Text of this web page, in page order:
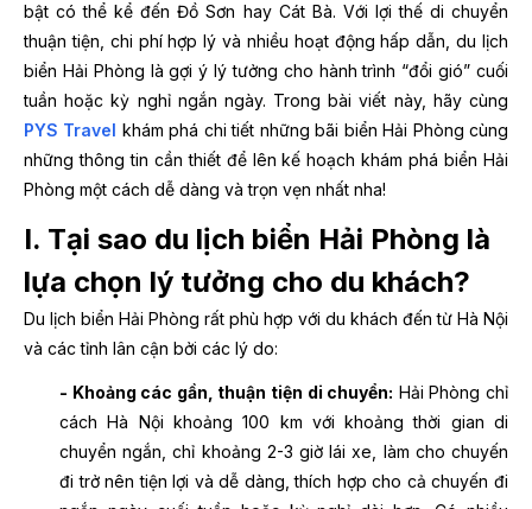
bật có thể kể đếnĐồ Sơn hay Cát Bà. Với lợi thế di chuyển
thuận tiện, chi phí hợp lý và nhiều hoạt động hấp dẫn, du lịch
biển Hải Phòng là gợi ý lý tưởng cho hành trình “đổi gió” cuối
tuần hoặc kỳ nghỉ ngắn ngày. Trong bài viết này, hãy cùng
PYS Travel khám phá chi tiết những bãi biển Hải Phòng cùng
những thông tin cần thiết để lên kế hoạch khám phá biển Hải
Phòng một cách dễ dàng và trọn vẹn nhất nha!
I. Tại sao du lịch biển Hải Phòng là
lựa chọn lý tưởng cho du khách?
Du lịch biển Hải Phòng rất phù hợp với du khách đến từ Hà Nội
và các tỉnh lân cận bởi các lý do:
- Khoảng các gần, thuận tiện di chuyển: Hải Phòng chỉ
cách Hà Nội khoảng 100 km với khoảng thời gian di
chuyển ngắn, chỉ khoảng 2-3 giờ lái xe, làm cho chuyến
đi trở nên tiện lợi và dễ dàng, thích hợp cho cả chuyến đi